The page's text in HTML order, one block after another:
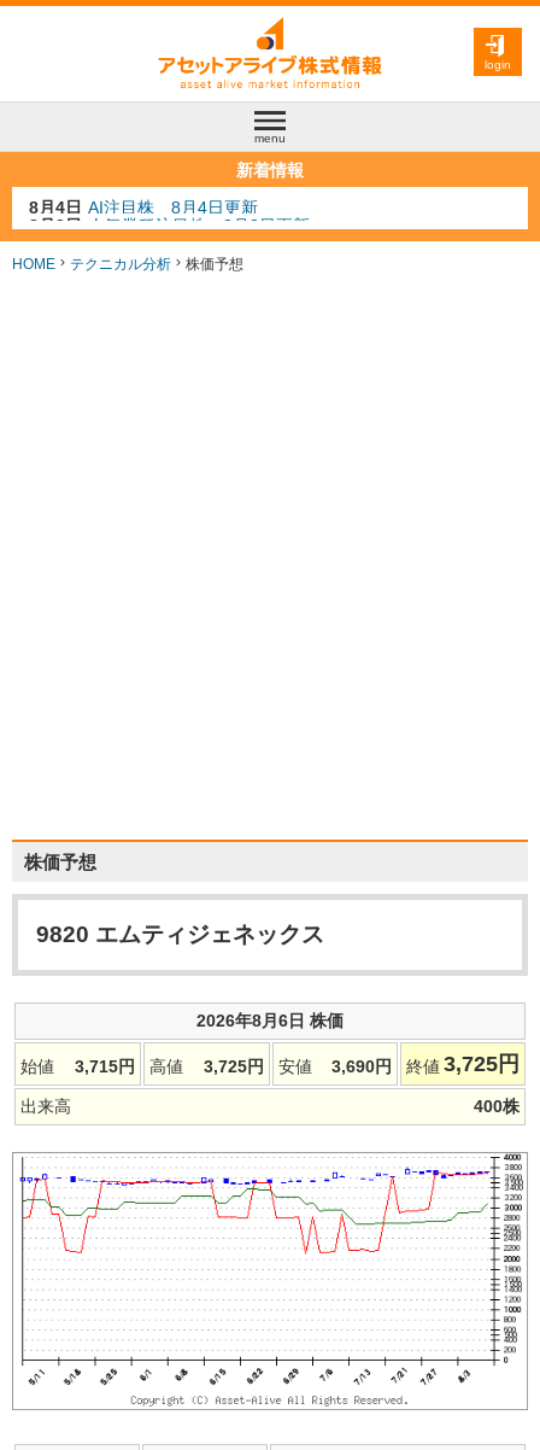
login
menu
新着情報
8月3日 人気業種注目株 8月3日更新
8月2日 金融注目株 8月2日更新
7月29日 日経225シグナル点灯
HOME テクニカル分析 株価予想
株価予想
9820 エムティジェネックス
2026年8月6日 株価
始値 3,715円 高値 3,725円 安値 3,690円 終値 3,725 円
出来高 400株